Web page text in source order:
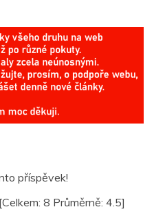
příspěvek!
[Celkem: 8 Průměrně: 4.5]